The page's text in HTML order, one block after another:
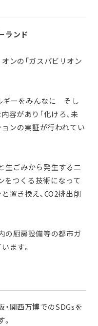
ランド
ンの「ガスパビリオン
ギーをみんなに そし
容があり「化けろ、未
ョンの実証が行われてい
生ごみから発生する二
をつくる技術になって
置き換え、CO2排出削
の厨房設備等の都市ガ
ます。
関西万博でのSDGsを